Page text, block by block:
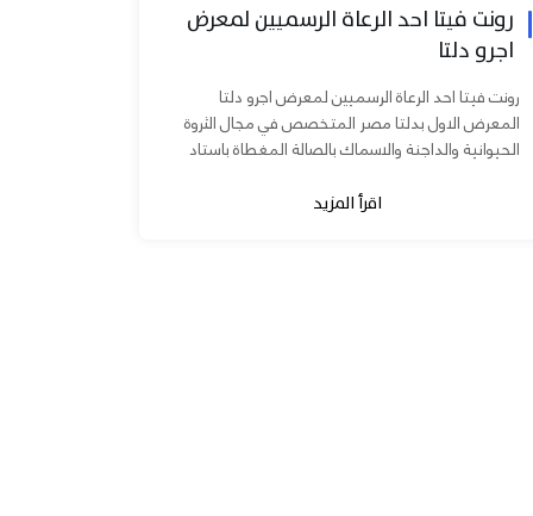
رونت فيتا احد الرعاة الرسميين لمعرض
اجرو دلتا
رونت فيتا احد الرعاة الرسميين لمعرض اجرو دلتا
المعرض الاول بدلتا مصر المتخصص في مجال الثروة
الحيوانية والداجنة والاسماك بالصالة المغطاة باستاد
اقرأ المزيد